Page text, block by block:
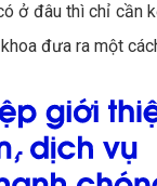
ở đâu thì chỉ cần
đưa ra một